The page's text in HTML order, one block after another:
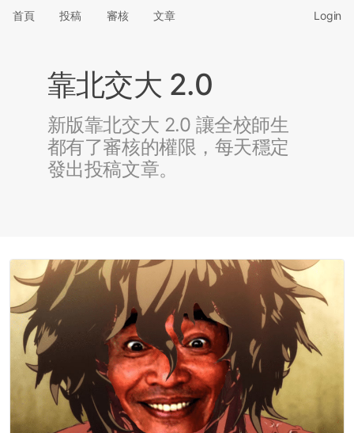
首頁 投稿 審核 文章 Login
靠北交大 2.0
新版靠北交大 2.0 讓全校師生
都有了審核的權限，每天穩定
發出投稿文章。